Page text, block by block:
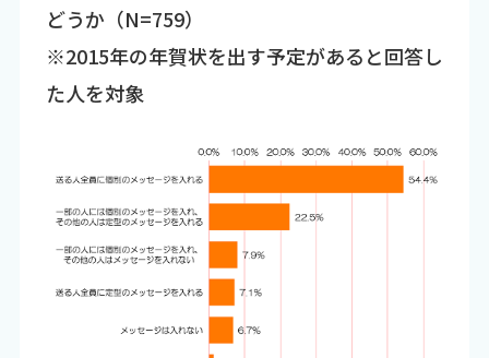
どうか（N=759）
※2015年の年賀状を出す予定があると回答し
た人を対象